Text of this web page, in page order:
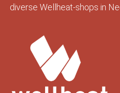
diverse Wellheat-shops in